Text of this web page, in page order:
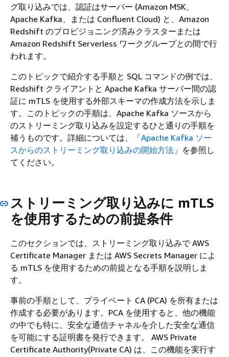
グ取り込みでは、認証はサーバー (Amazon MSK、
Apache Kafka、または Confluent Cloud) と、Amazon
Redshift のプロビジョニング済みクラスターまたは
Amazon Redshift Serverless ワークグループとの間で行
われます。
このトピックで紹介する手順と SQL コマンドの例では、
Redshift クライアントと Apache Kafka サーバー間の認
証に mTLS を使用する外部スキーマの作成方法を示しま
す。このトピックの手順は、Apache Kafka ソースから
のストリーミング取り込みを設定するひと通りの手順を
補うものです。詳細については、「Apache Kafka ソー
スからのストリーミング取り込みの開始方法 」を参照し
てください。
ストリーミング取り込みに mTLS
を使用するための前提条件
このセクションでは、ストリーミング取り込みで AWS
Certificate Manager または AWS Secrets Manager によ
る mTLS を使用するための前提となる手順を説明しま
す。
事前の手順として、プライベート CA (PCA) を所有または
作成する必要があります。PCA を使用すると、他の機能
の中でも特に、安全な通信チャネルを介した安全な通信
を可能にする証明書を発行できます。 AWS Private
Certificate Authority(Private CA) は、この機能を実行す